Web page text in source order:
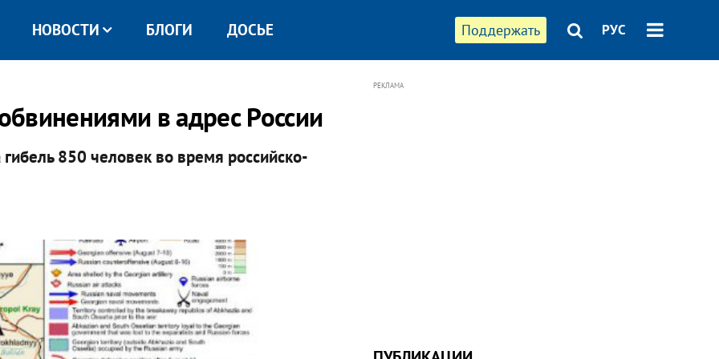
Поддержать РУС
НОВОСТИ БЛОГИ ДОСЬЕ
в адрес России
850 человек во время российско-
РЕКЛАМА